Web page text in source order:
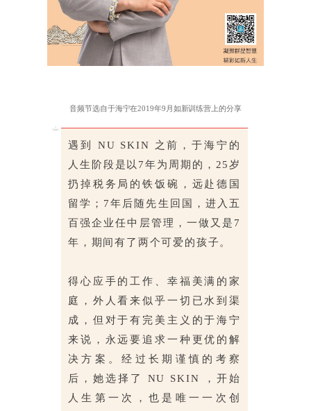
音频节选自于海宁在2019年9月如新训练营上的分享
遇到 NU SKIN 之前，于海宁的
人生阶段是以7年为周期的，25岁
扔掉税务局的铁饭碗，远赴德国
留学；7年后随先生回国，进入五
百强企业任中层管理，一做又是7
年，期间有了两个可爱的孩子。
得心应手的工作、幸福美满的家
庭，外人看来似乎一切已水到渠
成，但对于有完美主义的于海宁
来说，永远要追求一种更优的解
决方案。经过长期谨慎的考察
后，她选择了 NU SKIN ，开始
人生第一次，也是唯一一次创